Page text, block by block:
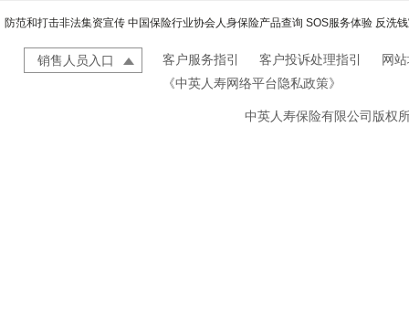
防范和打击非法集资宣传 中国保险行业协会人身保险产品查询 SOS服务体验 反洗
销售人员入口 客户服务指引 客户投诉处理指引
网
《中英人寿网络平台隐私政策》
中英人寿保险有限公司版权